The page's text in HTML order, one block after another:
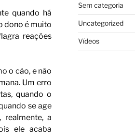
quando há
dono é muito
reações
o cão, e não
Um erro
quando o
se age
a
ele acaba
Sem categoria
Uncategorized
Vídeos